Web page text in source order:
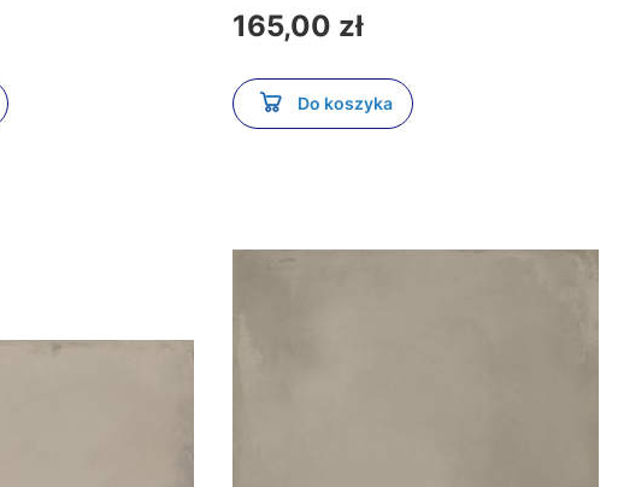
Cena
165,00 zł
Do koszyka